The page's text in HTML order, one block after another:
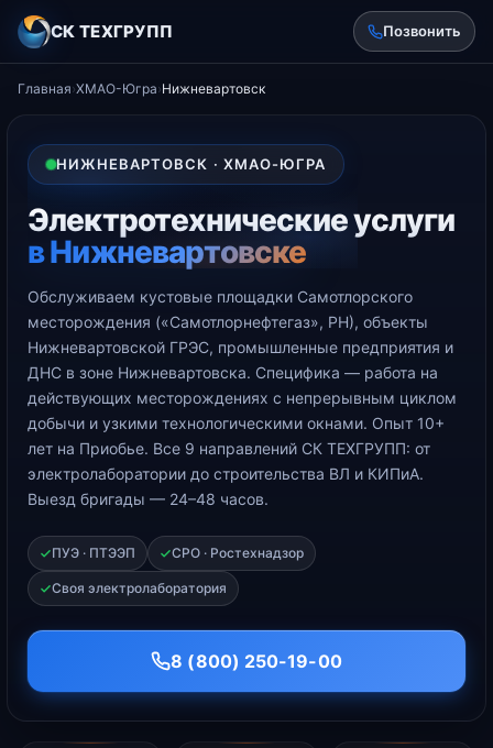
СК ТЕХГРУПП Позвонить
Главная›ХМАО-Югра›Нижневартовск
НИЖНЕВАРТОВСК · ХМАО-ЮГРА
Электротехнические услуги
в Нижневартовске
Обслуживаем кустовые площадки Самотлорского
месторождения («Самотлорнефтегаз», РН), объекты
Нижневартовской ГРЭС, промышленные предприятия и
ДНС в зоне Нижневартовска. Специфика — работа на
действующих месторождениях с непрерывным циклом
добычи и узкими технологическими окнами. Опыт 10+
лет на Приобье. Все 9 направлений СК ТЕХГРУПП: от
электролаборатории до строительства ВЛ и КИПиА.
Выезд бригады — 24–48 часов.
ПУЭ · ПТЭЭП СРО · Ростехнадзор
Своя электролаборатория
8 (800) 250-19-00